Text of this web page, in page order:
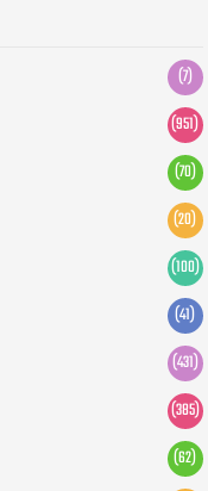
(7)
(951)
(70)
(20)
(100)
(41)
(431)
(385)
(62)